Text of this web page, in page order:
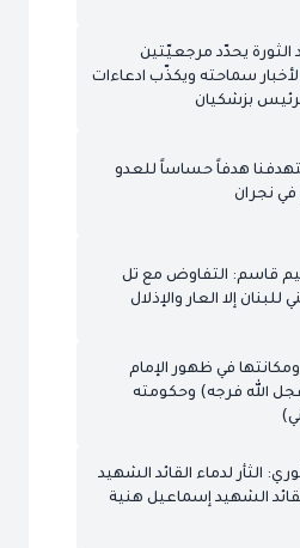
الثورة يحدّد مرجعيّتين
سماحته ويكذّب ادعاءات
بزشكيان
هدفاً حساساً للعدو
نجران
قاسم: التفاوض مع تل
للبنان إلا العار والإذلال
ومكانتها في ظهور الإمام
الله فرجه) وحكومته
الثأر لدماء القائد الشهيد
الشهيد إسماعيل هنية